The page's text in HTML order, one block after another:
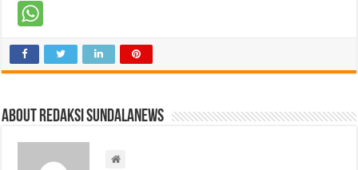
About Redaksi Sundalanews